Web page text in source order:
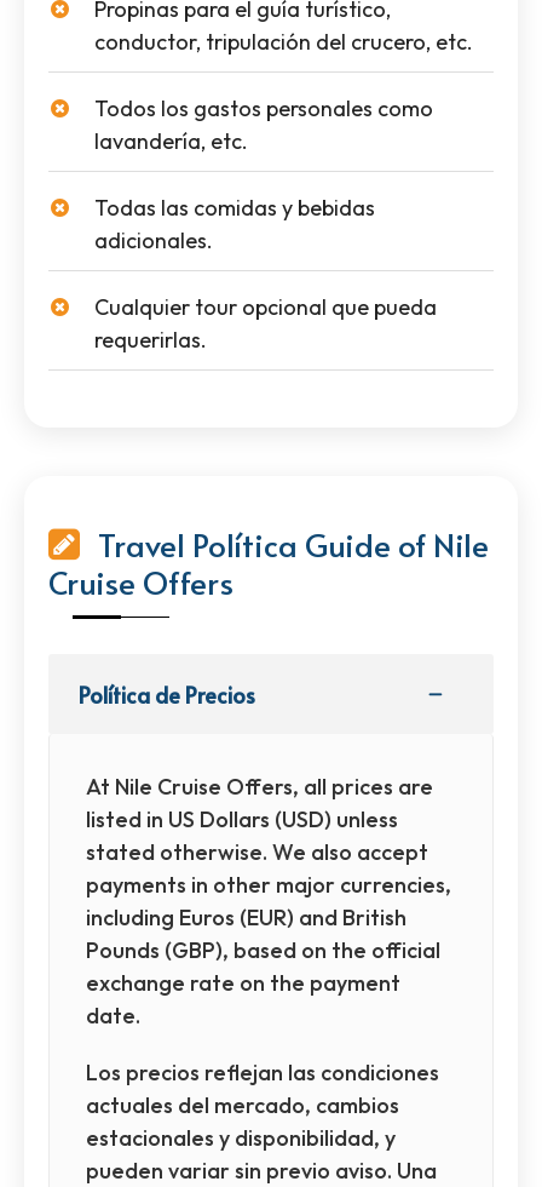
Propinas para el guía turístico,
conductor, tripulación del crucero, etc.
Todos los gastos personales como
lavandería, etc.
Todas las comidas y bebidas
adicionales.
Cualquier tour opcional que pueda
requerirlas.
Travel Política Guide of Nile
Cruise Offers
Política de Precios
At Nile Cruise Offers, all prices are
listed in US Dollars (USD) unless
stated otherwise. We also accept
payments in other major currencies,
including Euros (EUR) and British
Pounds (GBP), based on the official
exchange rate on the payment
date.
Los precios reflejan las condiciones
actuales del mercado, cambios
estacionales y disponibilidad, y
pueden variar sin previo aviso. Una